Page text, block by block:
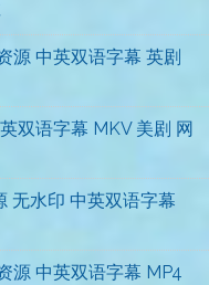
源 中英双语字幕 英剧
双语字幕 MKV 美剧 网
无水印 中英双语字幕
源 中英双语字幕 MP4